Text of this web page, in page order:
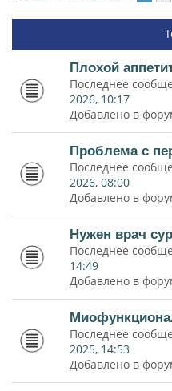
Плохой
Последнее
2026, 10:17
Добавлено в
Проблема с
Последнее
2026, 08:00
Добавлено в
Нужен врач
Последнее
14:49
Добавлено в
Последнее
2025, 14:53
Добавлено в